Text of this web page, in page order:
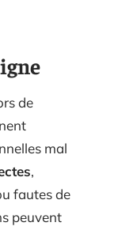
de
mal
,
fautes de
peuvent